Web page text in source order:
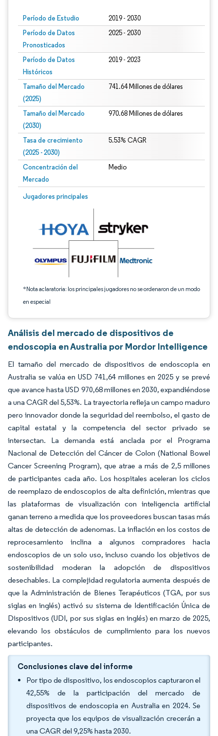
Período de Estudio 2019 - 2030
Período de Datos
Pronosticados
2025 - 2030
Período de Datos
Históricos
2019 - 2023
Tamaño del Mercado
(2025)
741.64 Millones de dólares
Tamaño del Mercado
(2030)
970.68 Millones de dólares
Tasa de crecimiento
(2025 - 2030)
5.53% CAGR
Concentración del
Mercado
Medio
Jugadores principales
*Nota aclaratoria: los principales jugadores no se ordenaron de un modo
en especial
Imagen © Mordor Intelligence. El uso requiere atribución según CC BY 4.0.
Análisis del mercado de dispositivos de
endoscopia en Australia por Mordor Intelligence
El tamaño del mercado de dispositivos de endoscopia en
Australia se valúa en USD 741,64 millones en 2025 y se prevé
que avance hasta USD 970,68 millones en 2030, expandiéndose
a una CAGR del 5,53%. La trayectoria refleja un campo maduro
pero innovador donde la seguridad del reembolso, el gasto de
capital estatal y la competencia del sector privado se
intersectan. La demanda está anclada por el Programa
Nacional de Detección del Cáncer de Colon (National Bowel
Cancer Screening Program), que atrae a más de 2,5 millones
de participantes cada año. Los hospitales aceleran los ciclos
de reemplazo de endoscopios de alta definición, mientras que
las plataformas de visualización con inteligencia artificial
ganan terreno a medida que los proveedores buscan tasas más
altas de detección de adenomas. La inflación en los costos de
reprocesamiento inclina a algunos compradores hacia
endoscopios de un solo uso, incluso cuando los objetivos de
sostenibilidad moderan la adopción de dispositivos
desechables. La complejidad regulatoria aumenta después de
que la Administración de Bienes Terapéuticos (TGA, por sus
siglas en inglés) activó su sistema de Identificación Única de
Dispositivos (UDI, por sus siglas en inglés) en marzo de 2025,
elevando los obstáculos de cumplimiento para los nuevos
participantes.
Conclusiones clave del informe
Por tipo de dispositivo, los endoscopios capturaron el
42,55% de la participación del mercado de
dispositivos de endoscopia en Australia en 2024. Se
proyecta que los equipos de visualización crecerán a
una CAGR del 9,25% hasta 2030.